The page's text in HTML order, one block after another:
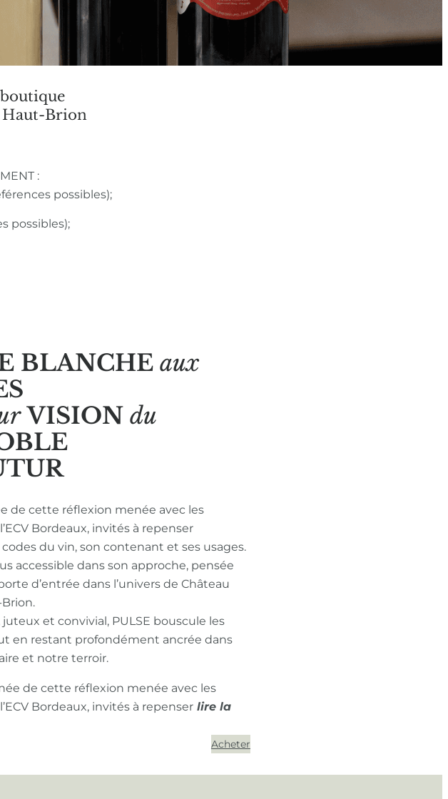
Haut-Brion
:
possibles);
possibles);
BLANCHE aux
VISIONdu
de cette réflexion menée avec les
Bordeaux, invités à repenser
du vin, son contenant et ses usages.
accessible dans son approche, pensée
d’entrée dans l’univers de Château
et convivial, PULSE bouscule les
en restant profondément ancrée dans
et notre terroir.
de cette réflexion menée avec les
Bordeaux, invités à repenser
Acheter